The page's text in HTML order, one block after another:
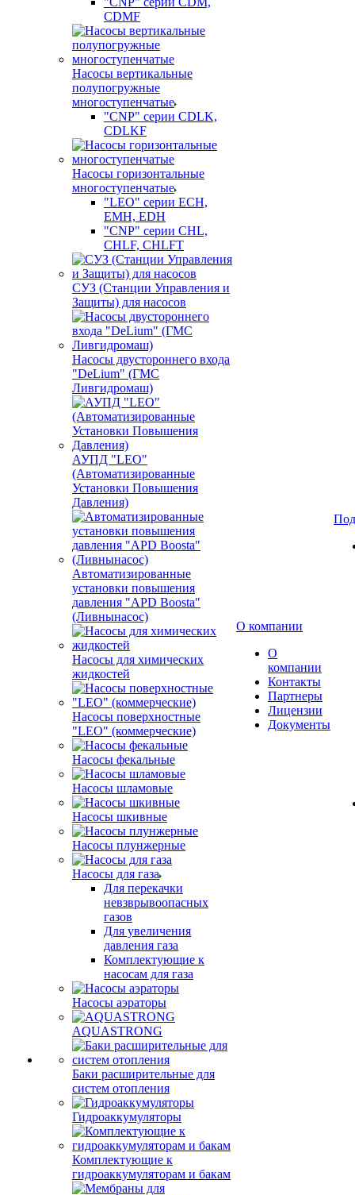
CDMF
Насосы вертикальные
полупогружные
многоступенчатые
"CNP" серии CDLK,
CDLKF
Насосы горизонтальные
многоступенчатые
"LEO" серии ECH,
EMH, EDH
"CNP" серии CHL,
CHLF, CHLFT
СУЗ (Станции Управления и
Защиты) для насосов
Насосы двустороннего входа
"DeLium" (ГМС
Ливгидромаш)
АУПД "LEO"
(Автоматизированные
Установки Повышения
Давления)
Автоматизированные
установки повышения
давления "APD Boosta"
(Ливнынасос)
Насосы для химических
жидкостей
Насосы поверхностные
"LEO" (коммерческие)
Насосы фекальные
Насосы шламовые
Насосы шкивные
Насосы плунжерные
Насосы для газа
Для перекачки
невзврывоопасных
газов
Для увеличения
давления газа
Комплектующие к
насосам для газа
Насосы аэраторы
AQUASTRONG
Баки расширительные для
систем отопления
Гидроаккумуляторы
Комплектующие к
гидроаккумуляторам и бакам
О компании
О
компании
Контакты
Партнеры
Лицензии
Документы